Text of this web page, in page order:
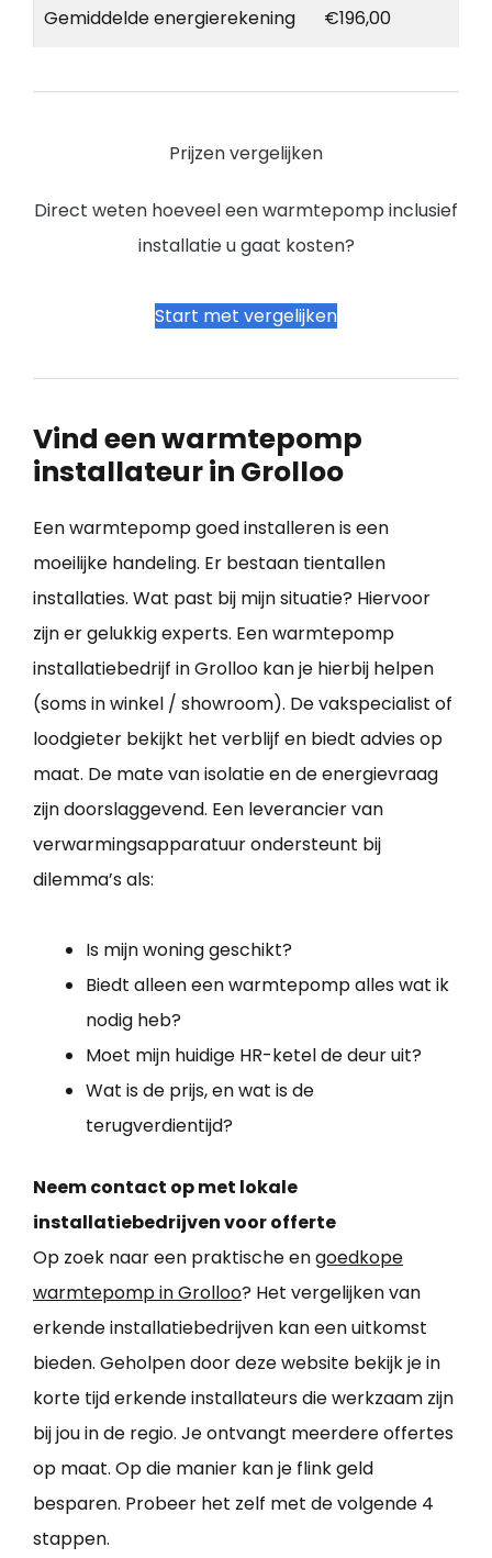
Gemiddelde energierekening €196,00
Prijzen vergelijken
Direct weten hoeveel een warmtepomp inclusief
installatie u gaat kosten?
Start met vergelijken
Vind een warmtepomp
installateur in Grolloo
Een warmtepomp goed installeren is een
moeilijke handeling. Er bestaan tientallen
installaties. Wat past bij mijn situatie? Hiervoor
zijn er gelukkig experts. Een warmtepomp
installatiebedrijf in Grolloo kan je hierbij helpen
(soms in winkel / showroom). De vakspecialist of
loodgieter bekijkt het verblijf en biedt advies op
maat. De mate van isolatie en de energievraag
zijn doorslaggevend. Een leverancier van
verwarmingsapparatuur ondersteunt bij
dilemma’s als:
Is mijn woning geschikt?
Biedt alleen een warmtepomp alles wat ik
nodig heb?
Moet mijn huidige HR-ketel de deur uit?
Wat is de prijs, en wat is de
terugverdientijd?
Neem contact op met lokale
installatiebedrijven voor offerte
Op zoek naar een praktische engoedkope
warmtepomp in Grolloo? Het vergelijken van
erkende installatiebedrijven kan een uitkomst
bieden. Geholpen door deze website bekijk je in
korte tijd erkende installateurs die werkzaam zijn
bij jou in de regio. Je ontvangt meerdere offertes
op maat. Op die manier kan je flink geld
besparen. Probeer het zelf met de volgende 4
stappen.